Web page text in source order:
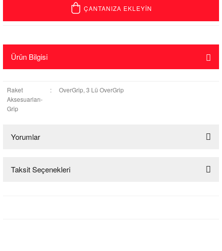
ÇANTANIZA EKLEYİN
Ürün Bilgisi
Raket
Aksesuarları-
Grip
: OverGrip, 3 Lü OverGrip
Yorumlar
Bu ürüne ilk yorumu siz yapın!
Taksit Seçenekleri